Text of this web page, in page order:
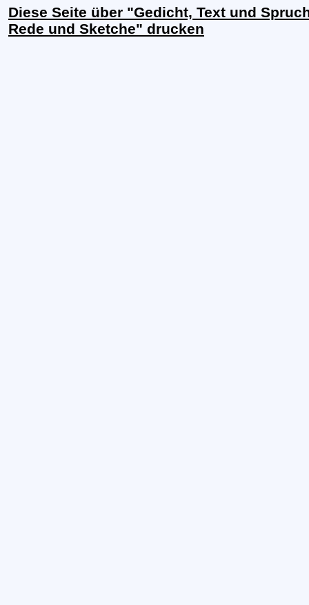
Diese Seite über "Gedicht, Text und
Rede und Sketche" drucken